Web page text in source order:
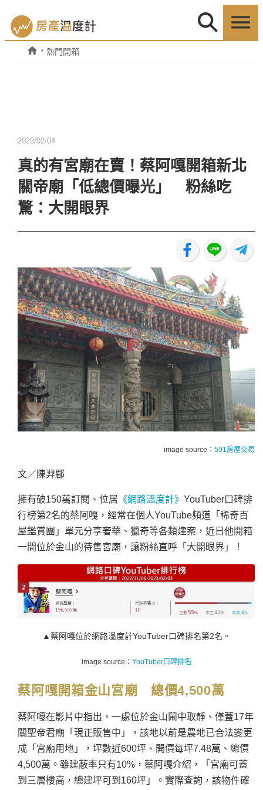
熱門開箱
2023/02/04
真的有宮廟在賣！蔡阿嘎開箱新北
關帝廟「低總價曝光」 粉絲吃
驚：大開眼界
image source： 591房屋交易
文／陳羿郿
擁有破150萬訂閱、位居 《網路溫度計》YouTuber口碑排
行榜第2名的蔡阿嘎，經常在個人YouTube頻道「稀奇百
屋鑑賞團」單元分享奢華、獵奇等各類建案，近日他開箱
一間位於金山的待售宮廟，讓粉絲直呼「大開眼界」！
▲蔡阿嘎位於網路溫度計YouTuber口碑排名第2名。
image source： YouTuber口碑排名
蔡阿嘎開箱金山宮廟 總價4,500萬
蔡阿嘎在影片中指出，一處位於金山鬧中取靜、僅蓋17年
關聖帝君廟「現正販售中」，該地以前是農地已合法變更
成「宮廟用地」，坪數近600坪、開價每坪7.48萬、總價
4,500萬。雖建蔽率只有10%，蔡阿嘎介紹，「宮廟可蓋
到三層樓高，總建坪可到160坪」。實際查詢，該物件確